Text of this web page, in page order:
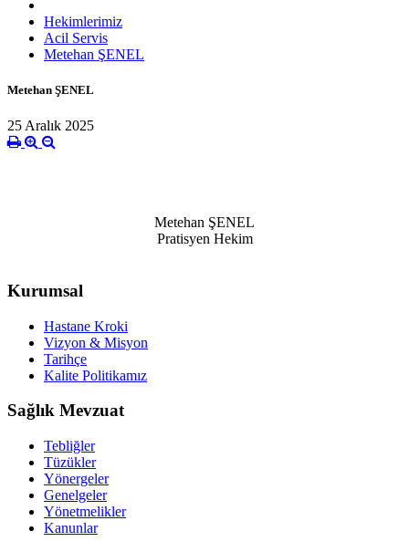
Hekimlerimiz
Acil Servis
Metehan ŞENEL
Metehan ŞENEL
25 Aralık 2025
Metehan ŞENEL
Pratisyen Hekim
Kurumsal
Hastane Kroki
Vizyon & Misyon
Tarihçe
Kalite Politikamız
Sağlık Mevzuat
Tebliğler
Tüzükler
Yönergeler
Genelgeler
Yönetmelikler
Kanunlar